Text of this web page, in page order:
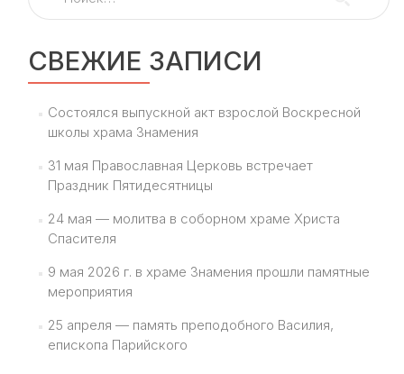
СВЕЖИЕ ЗАПИСИ
Состоялся выпускной акт взрослой Воскресной
школы храма Знамения
31 мая Православная Церковь встречает
Праздник Пятидесятницы
24 мая — молитва в соборном храме Христа
Спасителя
9 мая 2026 г. в храме Знамения прошли памятные
мероприятия
25 апреля — память преподобного Василия,
епископа Парийского